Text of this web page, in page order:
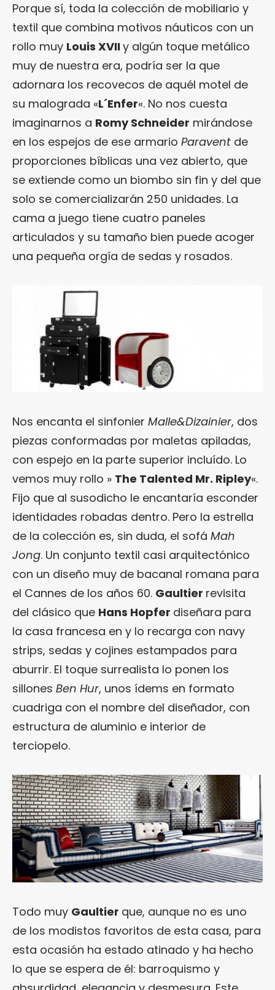
Porque sí, toda la colección de mobiliario y
textil que combina motivos náuticos con un
rollo muy Louis XVIIy algún toque metálico
muy de nuestra era, podría ser la que
adornara los recovecos de aquél motel de
su malograda «L´Enfer«. No nos cuesta
imaginarnos a Romy Schneider mirándose
en los espejos de ese armario Paravent de
proporciones bíblicas una vez abierto, que
se extiende como un biombo sin fin y del que
solo se comercializarán 250 unidades. La
cama a juego tiene cuatro paneles
articulados y su tamaño bien puede acoger
una pequeña orgía de sedas y rosados.
Nos encanta el sinfonier Malle&Dizainier, dos
piezas conformadas por maletas apiladas,
con espejo en la parte superior incluído. Lo
vemos muy rollo » The Talented Mr. Ripley«.
Fijo que al susodicho le encantaría esconder
identidades robadas dentro. Pero la estrella
de la colección es, sin duda, el sofá Mah
Jong. Un conjunto textil casi arquitectónico
con un diseño muy de bacanal romana para
el Cannes de los años 60. Gaultier revisita
del clásico que Hans Hopfer diseñara para
la casa francesa en y lo recarga con navy
strips, sedas y cojines estampados para
aburrir. El toque surrealista lo ponen los
sillones Ben Hur, unos ídems en formato
cuadriga con el nombre del diseñador, con
estructura de aluminio e interior de
terciopelo.
Todo muy Gaultier que, aunque no es uno
de los modistos favoritos de esta casa, para
esta ocasión ha estado atinado y ha hecho
lo que se espera de él: barroquismo y